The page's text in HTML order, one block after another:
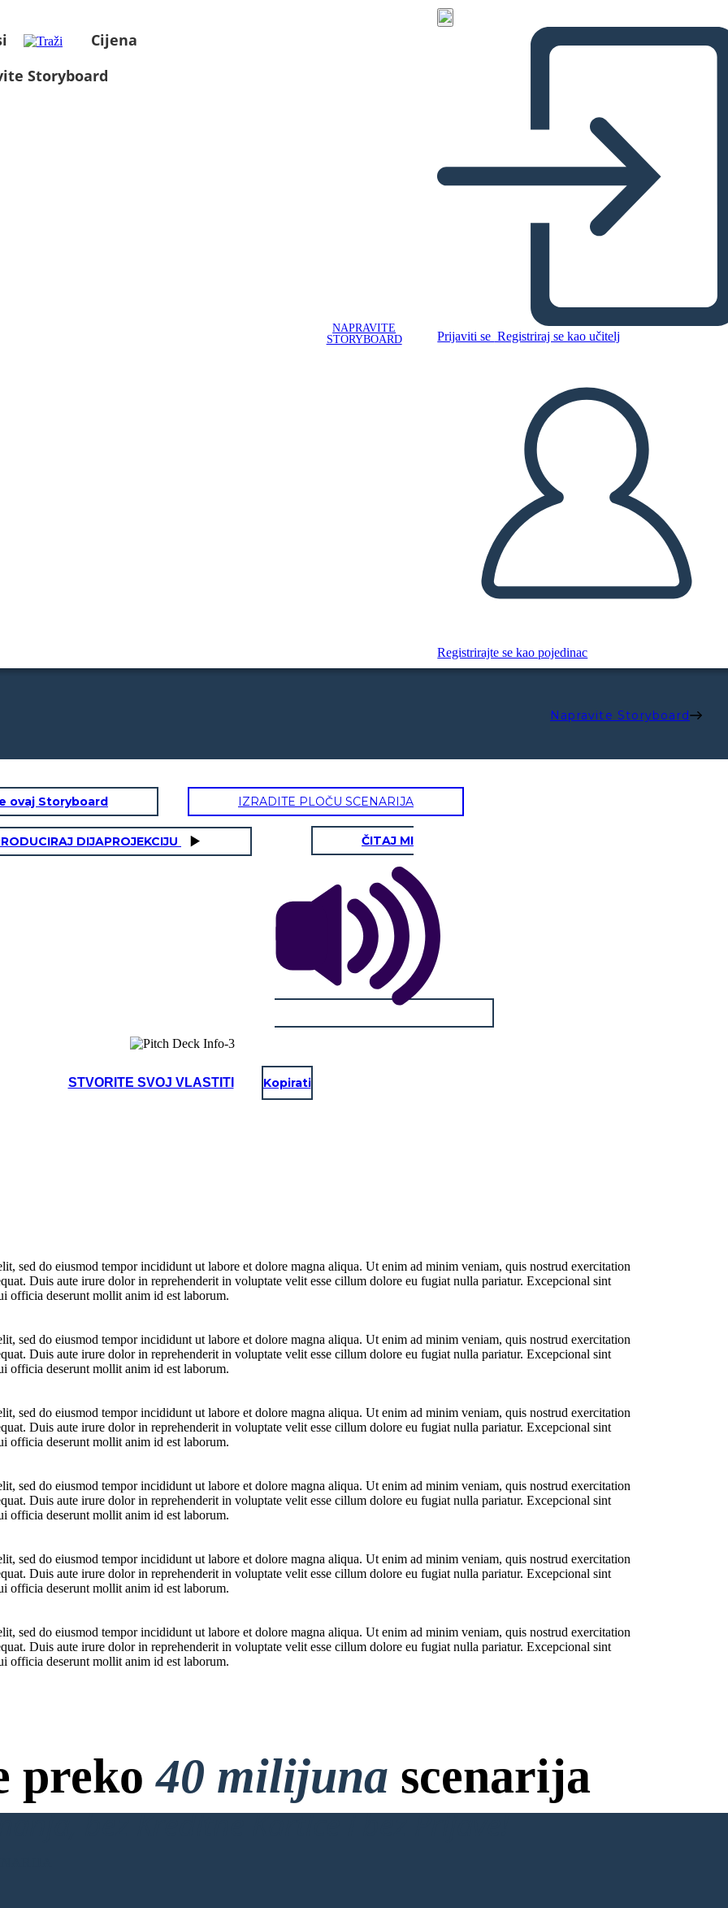
Cijena
Storyboard
NAPRAVITE
STORYBOARD
Prijaviti se Registriraj se kao učitelj
Registrirajte se kao pojedinac
Napravite Storyboard
ovaj Storyboard IZRADITE PLOČU SCENARIJA
DIJAPROJEKCIJU ČITAJ MI
STVORITE SVOJ VLASTITI Kopirati
sed do eiusmod tempor incididunt ut labore et dolore magna aliqua. Ut enim ad minim veniam, quis nostrud exercitation
Duis aute irure dolor in reprehenderit in voluptate velit esse cillum dolore eu fugiat nulla pariatur. Excepcional sint
officia deserunt mollit anim id est laborum.
sed do eiusmod tempor incididunt ut labore et dolore magna aliqua. Ut enim ad minim veniam, quis nostrud exercitation
Duis aute irure dolor in reprehenderit in voluptate velit esse cillum dolore eu fugiat nulla pariatur. Excepcional sint
officia deserunt mollit anim id est laborum.
sed do eiusmod tempor incididunt ut labore et dolore magna aliqua. Ut enim ad minim veniam, quis nostrud exercitation
Duis aute irure dolor in reprehenderit in voluptate velit esse cillum dolore eu fugiat nulla pariatur. Excepcional sint
officia deserunt mollit anim id est laborum.
sed do eiusmod tempor incididunt ut labore et dolore magna aliqua. Ut enim ad minim veniam, quis nostrud exercitation
Duis aute irure dolor in reprehenderit in voluptate velit esse cillum dolore eu fugiat nulla pariatur. Excepcional sint
officia deserunt mollit anim id est laborum.
sed do eiusmod tempor incididunt ut labore et dolore magna aliqua. Ut enim ad minim veniam, quis nostrud exercitation
Duis aute irure dolor in reprehenderit in voluptate velit esse cillum dolore eu fugiat nulla pariatur. Excepcional sint
officia deserunt mollit anim id est laborum.
sed do eiusmod tempor incididunt ut labore et dolore magna aliqua. Ut enim ad minim veniam, quis nostrud exercitation
Duis aute irure dolor in reprehenderit in voluptate velit esse cillum dolore eu fugiat nulla pariatur. Excepcional sint
officia deserunt mollit anim id est laborum.
preko40 milijuna scenarija
bez Kreditne Kartice i bez Prijave!